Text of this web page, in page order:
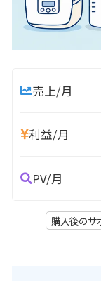
売上/月
利益/月
PV/月
購入後のサ